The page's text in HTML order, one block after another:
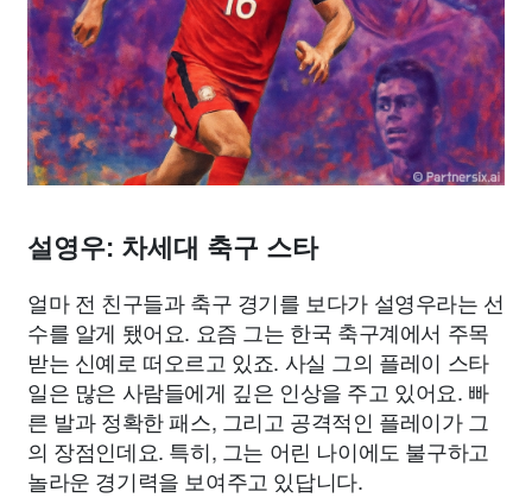
설영우: 차세대 축구 스타
얼마 전 친구들과 축구 경기를 보다가 설영우라는 선
수를 알게 됐어요. 요즘 그는 한국 축구계에서 주목
받는 신예로 떠오르고 있죠. 사실 그의 플레이 스타
일은 많은 사람들에게 깊은 인상을 주고 있어요. 빠
른 발과 정확한 패스, 그리고 공격적인 플레이가 그
의 장점인데요. 특히, 그는 어린 나이에도 불구하고
놀라운 경기력을 보여주고 있답니다.